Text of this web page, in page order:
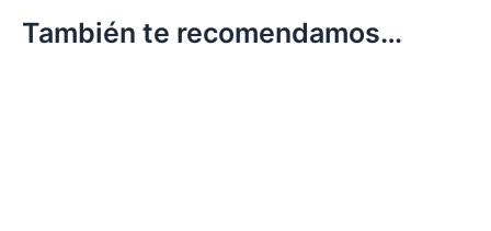
También te recomendamos…